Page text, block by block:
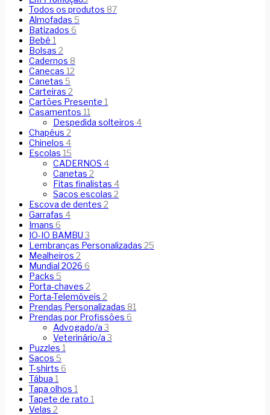
Todos os produtos 87
Almofadas 5
Batizados 6
Bebé 1
Bolsas 2
Cadernos 8
Canecas 12
Canetas 5
Carteiras 2
Cartões Presente 1
Casamentos 11
Despedida solteiros 4
Chapéus 2
Chinelos 4
Escolas 15
CADERNOS 4
Canetas 2
Fitas finalistas 4
Sacos escolas 2
Escova de dentes 2
Garrafas 4
Imans 6
IO-IO BAMBU3
Lembranças Personalizadas 25
Mealheiros 2
Mundial 2026 6
Packs 5
Porta-chaves 2
Porta-Telemóveis 2
Prendas Personalizadas 81
Prendas por Profissões 6
Advogado/a3
Veterinário/a3
Puzzles 1
Sacos 5
T-shirts 6
Tábua 1
Tapa olhos 1
Tapete de rato 1
Velas 2